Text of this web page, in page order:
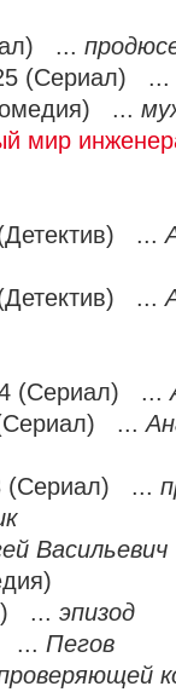
...
(Сериал) ...
...
мир
...
...
(Сериал) ...
...
(Сериал) ...
Васильевич
... эпизод
... Пегов